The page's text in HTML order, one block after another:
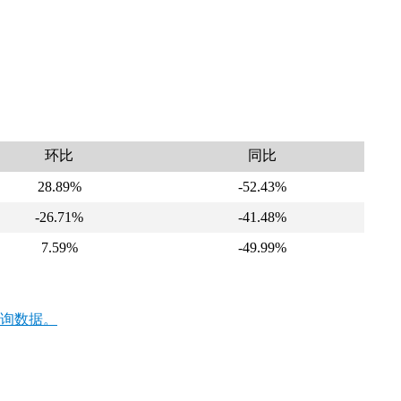
环比
同比
28.89%
-52.43%
-26.71%
-41.48%
7.59% -49.99%
数据。